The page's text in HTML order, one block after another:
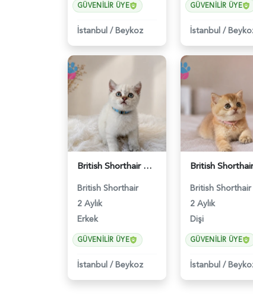
GÜVENILIR ÜYE
İstanbul /Beykoz
GÜVENILIR ÜYE
İstanbul /
British Shorthair Blue Point Erkek Yavrumuz - 5211
British Shorthair
2 Aylık
Erkek
GÜVENILIR ÜYE
İstanbul /Beykoz
British Shorthair
2 Aylık
Dişi
GÜVENILIR ÜYE
İstanbul /